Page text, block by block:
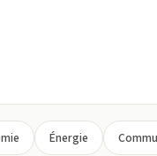
était
selon des lignes
Énergie